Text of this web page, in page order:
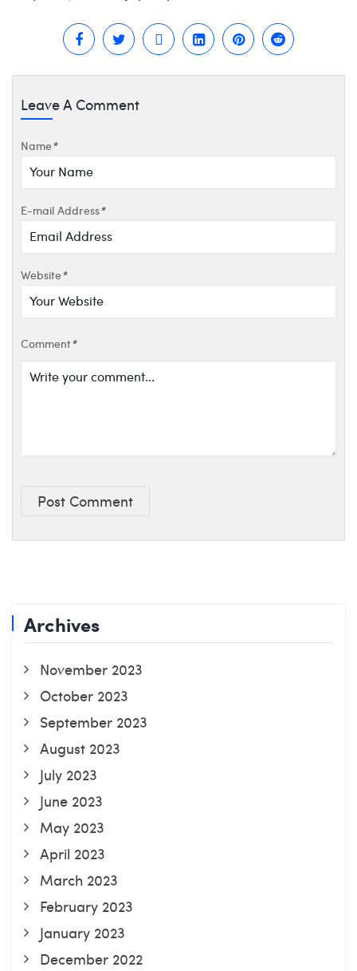
Leave A Comment
Name*
E-mail Address*
Website*
Comment*
Post Comment
Archives
November 2023
October 2023
September 2023
August 2023
July 2023
June 2023
May 2023
April 2023
March 2023
February 2023
January 2023
December 2022